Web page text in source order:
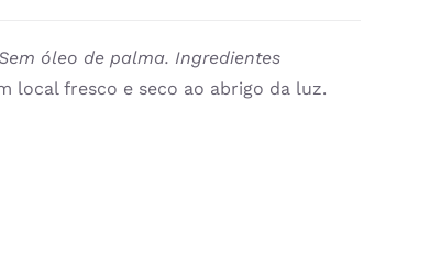
óleo de palma. Ingredientes
local fresco e seco ao abrigo da luz.